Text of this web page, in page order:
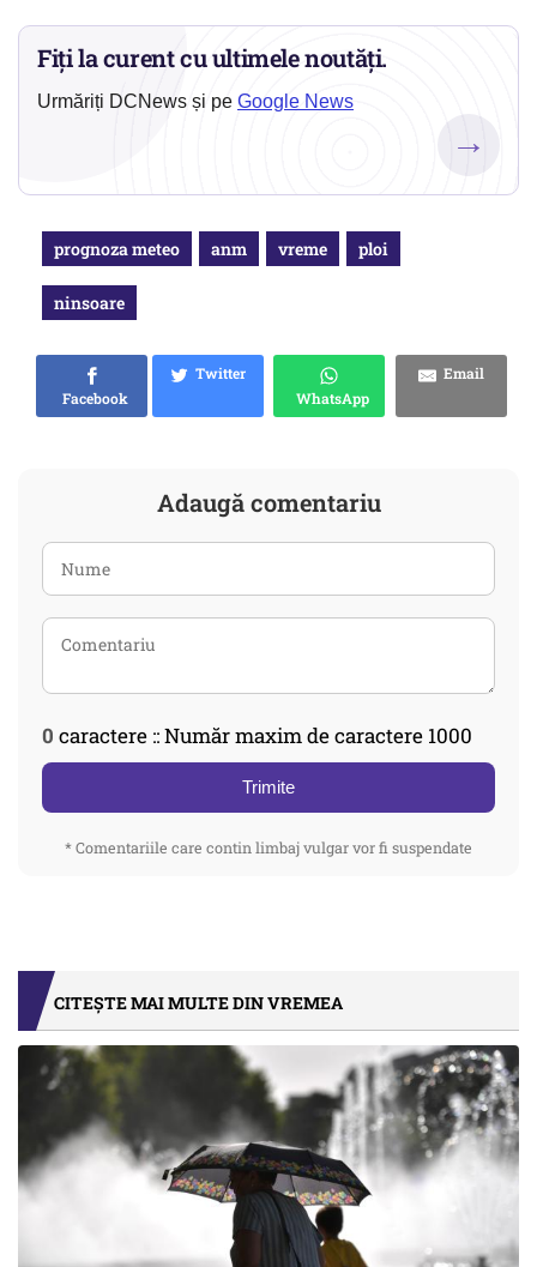
Fiți la curent cu ultimele noutăți.
Urmăriți DCNews și pe Google News
→
prognoza meteo anm vreme ploi
ninsoare
Facebook
Twitter
WhatsApp
Email
Adaugă comentariu
0 caractere :: Număr maxim de caractere 1000
Trimite
* Comentariile care contin limbaj vulgar vor fi suspendate
CITEȘTE MAI MULTE DIN VREMEA